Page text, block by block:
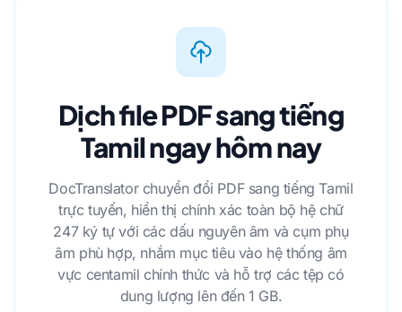
Dịch file PDF sang tiếng
Tamil ngay hôm nay
DocTranslator chuyển đổi PDF sang tiếng Tamil
trực tuyến, hiển thị chính xác toàn bộ hệ chữ
247 ký tự với các dấu nguyên âm và cụm phụ
âm phù hợp, nhắm mục tiêu vào hệ thống âm
vực centamil chính thức và hỗ trợ các tệp có
dung lượng lên đến 1 GB.